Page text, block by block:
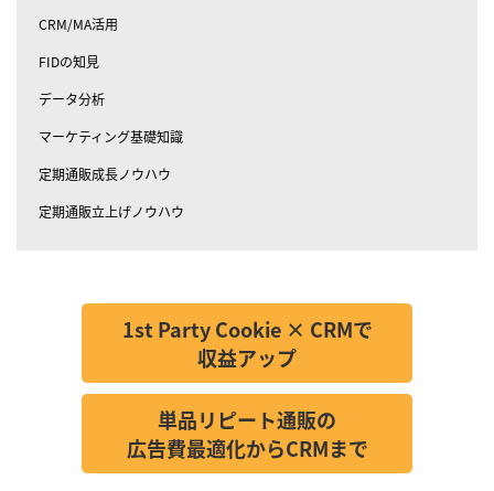
CRM/MA活用
FIDの知見
データ分析
マーケティング基礎知識
定期通販成長ノウハウ
定期通販立上げノウハウ
1st Party Cookie × CRMで
収益アップ
単品リピート通販の
広告費最適化からCRMまで